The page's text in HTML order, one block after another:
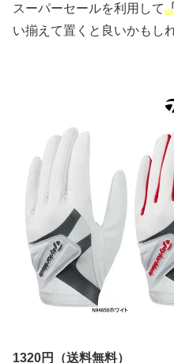
スーパーセールを利用して
い揃えて置くと良いかもし
1320円（送料無料）